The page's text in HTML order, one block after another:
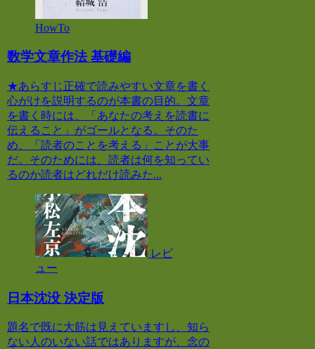
HowTo
数学文章作法 基礎編
★あらすじ正確で読みやすい文章を書く
心がけを説明するのが本書の目的。文章
を書く時には、「あなたの考えを読書に
伝えること」がゴールとなる。そのた
め、「読者のことを考える」ことが大事
だ。そのためには、読者は何を知ってい
るのか読者はどれだけ読みた...
レビ
ュー
日本沈没 決定版
題名で既に大筋は見えていますし、知ら
ない人のいない話ではありますが、念の